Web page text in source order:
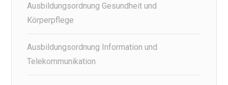
Ausbildungsordnung Gesundheit und
Körperpflege
Ausbildungsordnung Information und
Telekommunikation